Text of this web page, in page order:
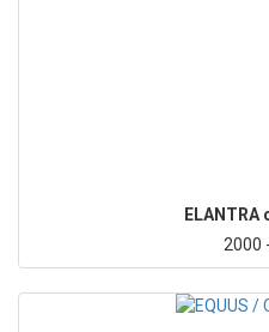
ELANTRA
2000